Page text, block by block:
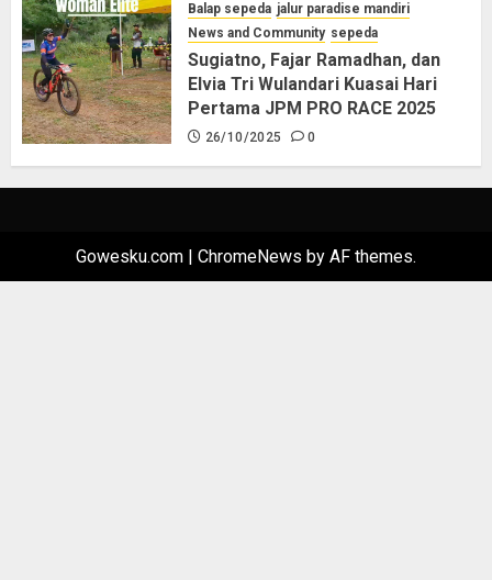
Balap sepeda jalur paradise mandiri
News and Community sepeda
Sugiatno, Fajar Ramadhan, dan
Elvia Tri Wulandari Kuasai Hari
Pertama JPM PRO RACE 2025
26/10/2025 0
Gowesku.com | ChromeNews by AF themes.